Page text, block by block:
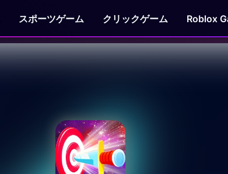
スポーツゲーム クリックゲーム Roblox